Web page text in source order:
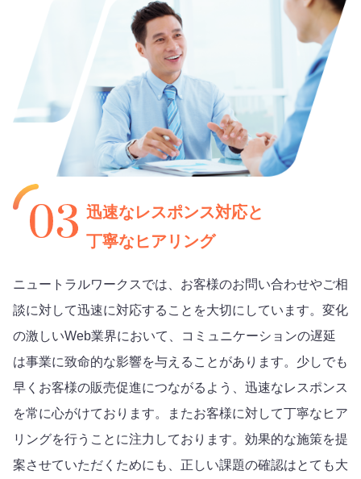
迅速なレスポンス対応と
丁寧なヒアリング
ニュートラルワークスでは、お客様のお問い合わせやご相
談に対して迅速に対応することを大切にしています。変化
の激しいWeb業界において、コミュニケーションの遅延
は事業に致命的な影響を与えることがあります。少しでも
早くお客様の販売促進につながるよう、迅速なレスポンス
を常に心がけております。またお客様に対して丁寧なヒア
リングを行うことに注力しております。効果的な施策を提
案させていただくためにも、正しい課題の確認はとても大